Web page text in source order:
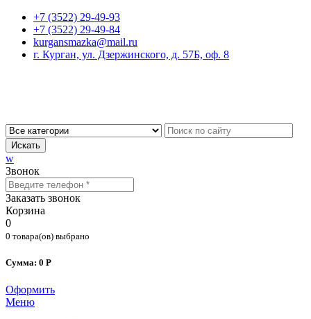
+7 (3522) 29-49-93
+7 (3522) 29-49-84
kurgansmazka@mail.ru
г. Курган, ул. Дзержинского, д. 57Б, оф. 8
Искать
w
Звонок
Заказать звонок
Корзина
0
0 товара(ов) выбрано
Сумма: 0 Р
Оформить
Меню